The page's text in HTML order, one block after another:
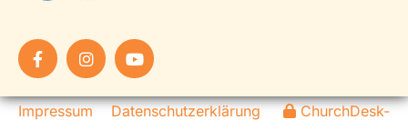
Impressum Datenschutzerklärung ChurchDesk-